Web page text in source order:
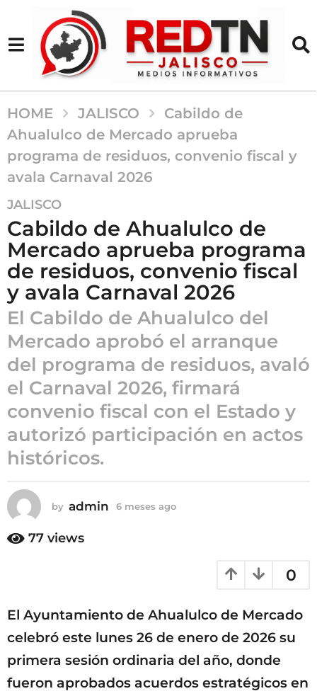
HOME JALISCO
Cabildo de
Ahualulco de Mercado aprueba
programa de residuos, convenio fiscal y
avala Carnaval 2026
6
m
e
s
e
s
a
g
o
m
e
s
e
s
a
o
JALISCO
Cabildo de Ahualulco de
Mercado aprueba programa
de residuos, convenio fiscal
y avala Carnaval 2026
El Cabildo de Ahualulco del
Mercado aprobó el arranque
del programa de residuos, avaló
el Carnaval 2026, firmará
convenio fiscal con el Estado y
autorizó participación en actos
históricos.
by admin 6 meses ago
o
77 views
0
El Ayuntamiento de Ahualulco de Mercado
celebró este lunes 26 de enero de 2026 su
primera sesión ordinaria del año, donde
fueron aprobados acuerdos estratégicos en